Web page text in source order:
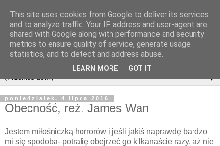
▼
poniedziałek, 4 lipca 2016
Obecność, reż. James Wan
Jestem miłośniczką horrorów i jeśli jakiś naprawdę bardzo
mi się spodoba- potrafię obejrzeć go kilkanaście razy, aż nie
This site uses cookies from Google to deliver its services
and to analyze traffic. Your IP address and user-agent are
shared with Google along with performance and security
metrics to ensure quality of service, generate usage
statistics, and to detect and address abuse.
LEARN MORE GOT IT